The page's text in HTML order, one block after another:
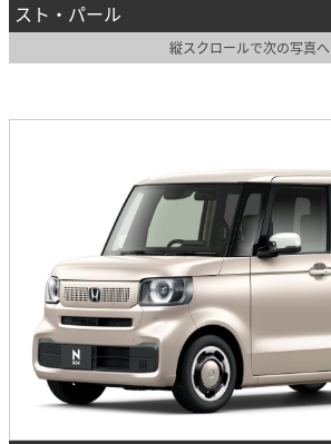
スト・パール
縦スクロールで次の写真へ